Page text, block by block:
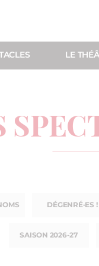
LE
DÉGENRÉ·ES !
SAISON 2026-27